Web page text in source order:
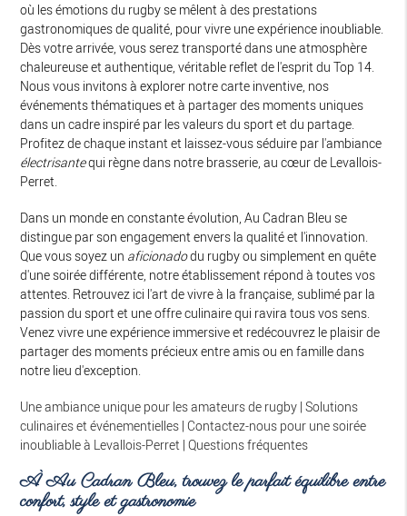
où les émotions du rugby se mêlent à des prestations
gastronomiques de qualité, pour vivre une expérience inoubliable.
Dès votre arrivée, vous serez transporté dans une atmosphère
chaleureuse et authentique, véritable reflet de l'esprit du Top 14.
Nous vous invitons à explorer notre carte inventive, nos
événements thématiques et à partager des moments uniques
dans un cadre inspiré par les valeurs du sport et du partage.
Profitez de chaque instant et laissez-vous séduire par l'ambiance
électrisantequi règne dans notre brasserie, au cœur de Levallois-
Perret.
Dans un monde en constante évolution, Au Cadran Bleu se
distingue par son engagement envers la qualité et l'innovation.
Que vous soyez un aficionadodu rugby ou simplement en quête
d'une soirée différente, notre établissement répond à toutes vos
attentes. Retrouvez ici l'art de vivre à la française, sublimé par la
passion du sport et une offre culinaire qui ravira tous vos sens.
Venez vivre une expérience immersive et redécouvrez le plaisir de
partager des moments précieux entre amis ou en famille dans
notre lieu d'exception.
Une ambiance unique pour les amateurs de rugby |Solutions
culinaires et événementielles | Contactez-nous pour une soirée
inoubliable à Levallois-Perret |Questions fréquentes
À Au Cadran Bleu, trouvez le parfait équilibre entre
confort, style et gastronomie